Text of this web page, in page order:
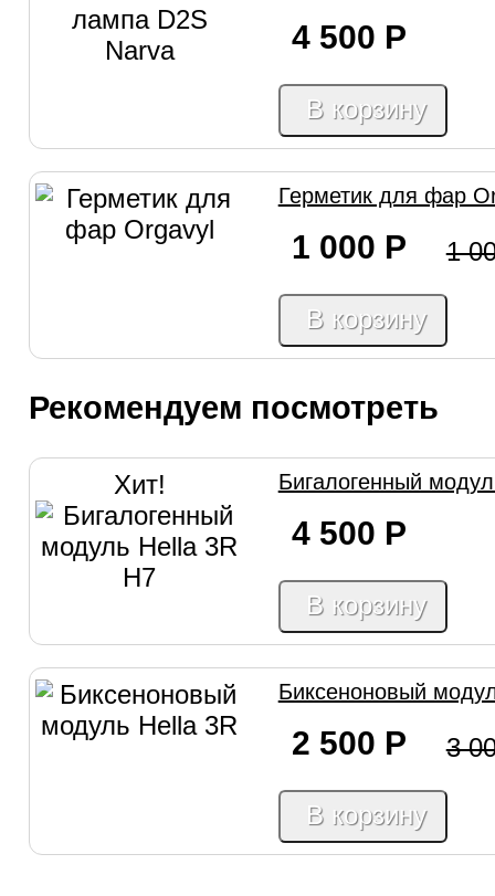
4 500 Р
В корзину
Герметик для фар
1 000 Р 1
В корзину
Рекомендуем посмотреть
Хит! Бигалогенный
4 500 Р
В корзину
Биксеноновый
2 500 Р 3
В корзину